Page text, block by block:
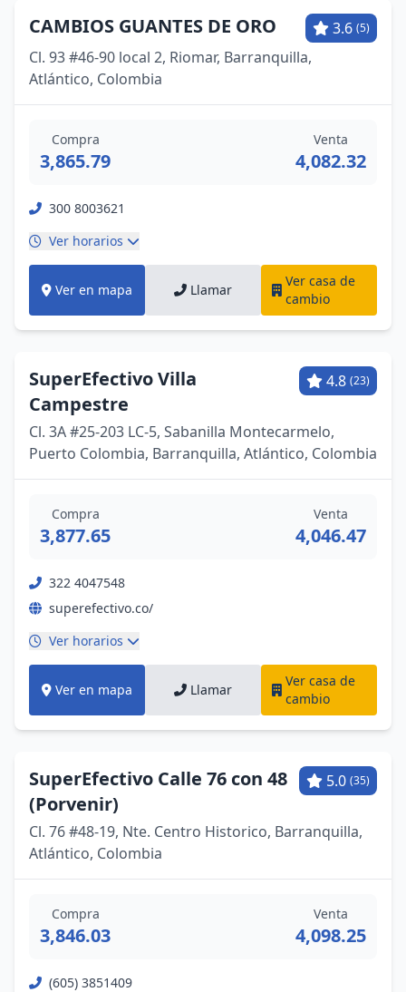
CAMBIOS GUANTES DE ORO 3.6 (5)
Cl. 93 #46-90 local 2, Riomar, Barranquilla,
Atlántico, Colombia
Compra
3,865.79
Venta
4,082.32
300 8003621
Ver horarios
Ver en mapa Llamar
Ver casa de
cambio
SuperEfectivo Villa
Campestre
4.8 (23)
Cl. 3A #25-203 LC-5, Sabanilla Montecarmelo,
Puerto Colombia, Barranquilla, Atlántico, Colombia
Compra
3,877.65
Venta
4,046.47
322 4047548
superefectivo.co/
Ver horarios
Ver en mapa Llamar
Ver casa de
cambio
SuperEfectivo Calle 76 con 48
(Porvenir)
5.0 (35)
Cl. 76 #48-19, Nte. Centro Historico, Barranquilla,
Atlántico, Colombia
Compra
3,846.03
Venta
4,098.25
(605) 3851409